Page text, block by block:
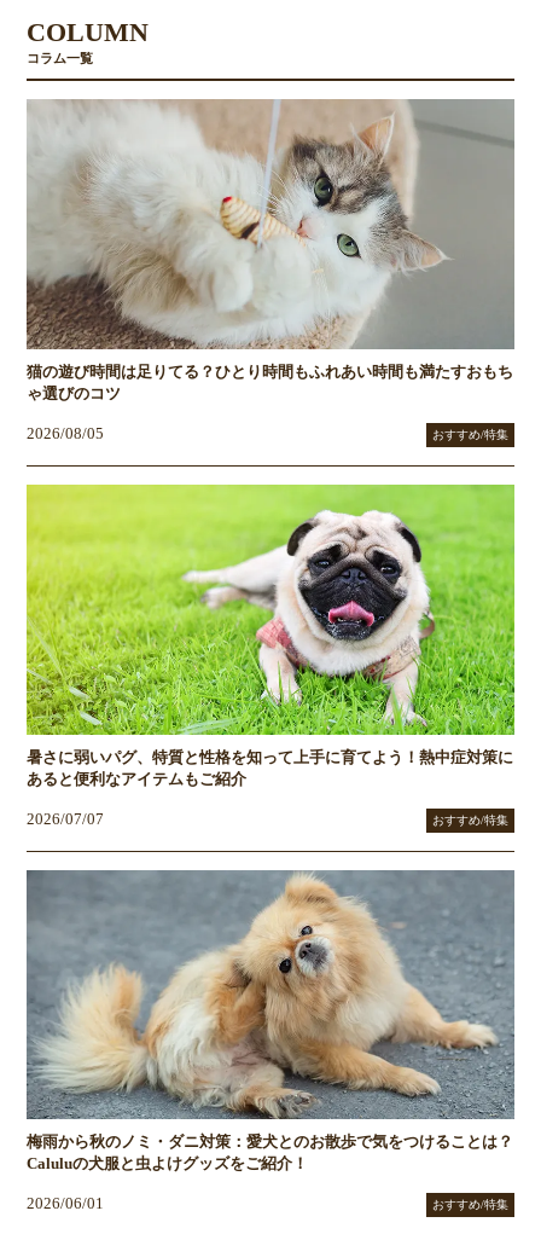
COLUMN
コラム一覧
猫の遊び時間は足りてる？ひとり時間もふれあい時間も満たすおもち
ゃ選びのコツ
2026/08/05 おすすめ/特集
暑さに弱いパグ、特質と性格を知って上手に育てよう！熱中症対策に
あると便利なアイテムもご紹介
2026/07/07 おすすめ/特集
梅雨から秋のノミ・ダニ対策：愛犬とのお散歩で気をつけることは？
Caluluの犬服と虫よけグッズをご紹介！
2026/06/01 おすすめ/特集